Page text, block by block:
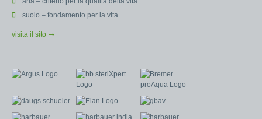
suolo – fondamento per la vita
visita il sito